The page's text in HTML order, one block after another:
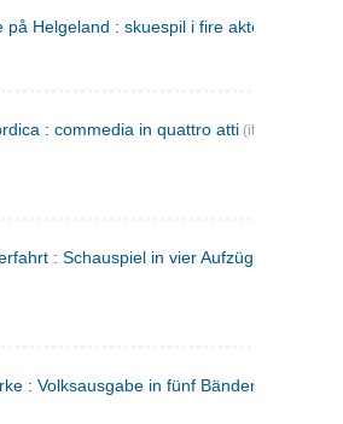
Helgeland : skuespil i fire akter
: commedia in quattro atti (italiensk)
: Schauspiel in vier Aufzügen
: Volksausgabe in fünf Bänden